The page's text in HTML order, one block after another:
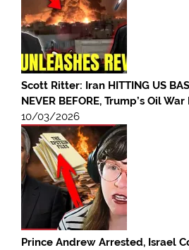
Scott Ritter: Iran HITTING US
NEVER BEFORE, Trump’s Oil
10/03/2026
Prince Andrew Arrested, Israel